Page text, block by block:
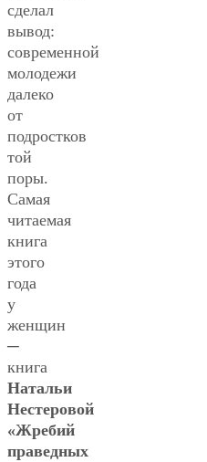
сделал
вывод:
современной
молодежи
далеко
от
подростков
той
поры.
Самая
читаемая
книга
этого
года
у
женщин
─
книга
Натальи
Нестеровой
«Жребий
праведных